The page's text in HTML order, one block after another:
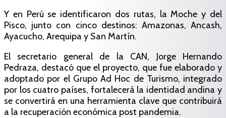
Y en Perú se identificaron dos rutas, la Moche y del
Pisco, junto con cinco destinos: Amazonas, Ancash,
Ayacucho, Arequipa y San Martín.
El secretario general de la CAN, Jorge Hernando
Pedraza, destacó que el proyecto, que fue elaborado y
adoptado por el Grupo Ad Hoc de Turismo, integrado
por los cuatro países, fortalecerá la identidad andina y
se convertirá en una herramienta clave que contribuirá
a la recuperación económica post pandemia.